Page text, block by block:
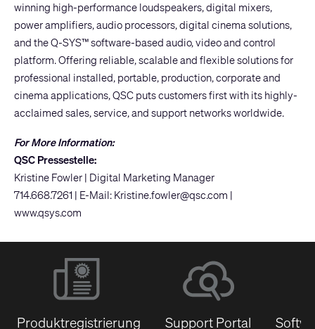
winning high-performance loudspeakers, digital mixers,
power amplifiers, audio processors, digital cinema solutions,
and the Q-SYS™ software-based audio, video and control
platform. Offering reliable, scalable and flexible solutions for
professional installed, portable, production, corporate and
cinema applications, QSC puts customers first with its highly-
acclaimed sales, service, and support networks worldwide.
For More Information:
QSC Pressestelle:
Kristine Fowler | Digital Marketing Manager
714.668.7261 | E-Mail: Kristine.fowler@qsc.com |
www.qsys.com
Produktregistrierung Support Portal